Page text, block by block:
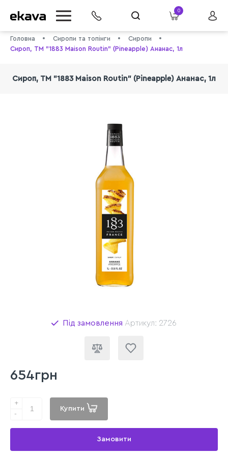
0
Головна Сиропи та топінги
Сиропи
Сироп, ТМ "1883 Maison Routin" (Pineapple) Ананас, 1л
Сироп, ТМ "1883 Maison Routin" (Pineapple) Ананас, 1л
Під замовлення Артикул: 2726
654грн
+
-
Купити
Замовити